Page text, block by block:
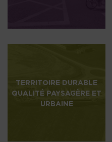
TERRITOIRE DURABLE
QUALITÉ PAYSAGÈRE ET
URBAINE